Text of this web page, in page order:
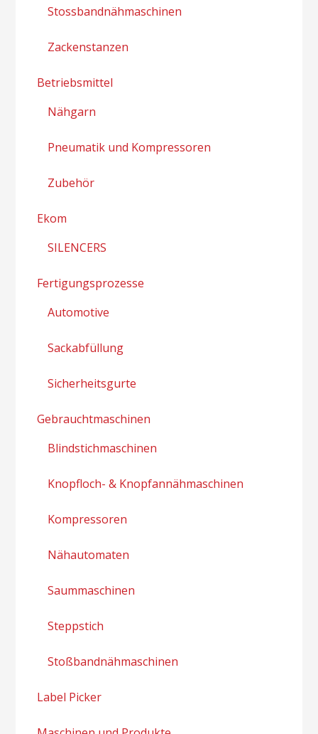
Stossbandnähmaschinen
Zackenstanzen
Betriebsmittel
Nähgarn
Pneumatik und Kompressoren
Zubehör
Ekom
SILENCERS
Fertigungsprozesse
Automotive
Sackabfüllung
Sicherheitsgurte
Gebrauchtmaschinen
Blindstichmaschinen
Knopfloch- & Knopfannähmaschinen
Kompressoren
Nähautomaten
Saummaschinen
Steppstich
Stoßbandnähmaschinen
Label Picker